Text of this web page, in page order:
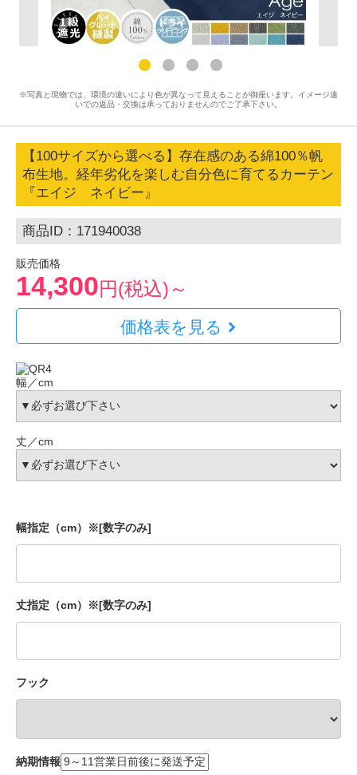
※写真と現物では、環境の違いにより色が異なって見えることが御座います。イメージ違
いでの返品・交換は承っておりませんのでご了承下さい。
【100サイズから選べる】存在感のある綿100％帆
布生地。経年劣化を楽しむ自分色に育てるカーテン
『エイジ ネイビー』
商品ID：171940038
販売価格
14,300円(税込)～
価格表を見る
幅／cm
丈／cm
幅指定（cm）※[数字のみ]
丈指定（cm）※[数字のみ]
フック
納期情報